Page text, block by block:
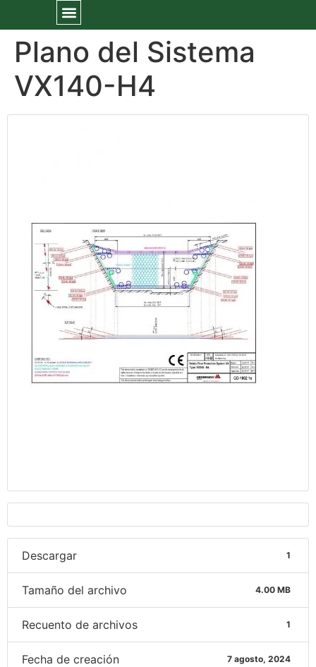
Plano del Sistema
VX140-H4
Descargar 1
Tamaño del archivo 4.00 MB
Recuento de archivos 1
Fecha de creación 7 agosto, 2024